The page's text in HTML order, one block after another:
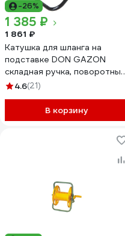
-26%
1 385 ₽
1 861 ₽
Катушка для шланга на
подставке DON GAZON
складная ручка, поворотный
адаптер 1/5 096-3401 42309
4.6(21)
В корзину